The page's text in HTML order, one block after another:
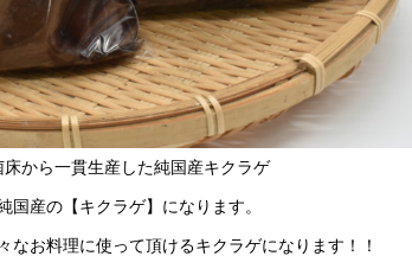
から一貫生産した純国産キクラゲ
産の【キクラゲ】になります。
お料理に使って頂けるキクラゲになります！！